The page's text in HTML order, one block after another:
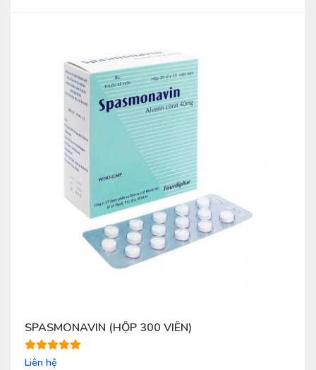
SPASMONAVIN (HỘP 300 VIÊN)
Liên hệ